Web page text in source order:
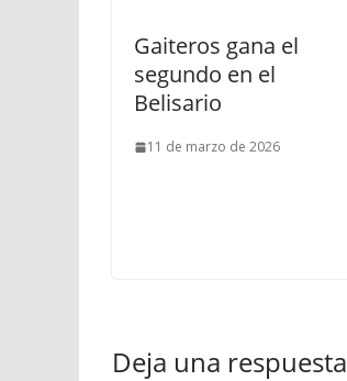
Gaiteros gana el
segundo en el
Belisario
11 de marzo de 2026
Deja una respuesta